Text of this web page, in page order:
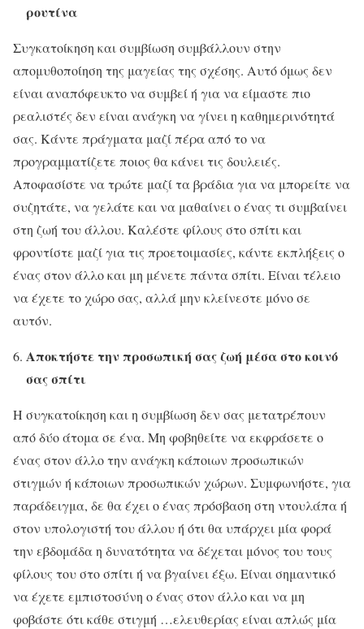
ρουτίνα
Συγκατοίκηση και συμβίωση συμβάλλουν στην
απομυθοποίηση της μαγείας της σχέσης. Αυτό όμως δεν
είναι αναπόφευκτο να συμβεί ή για να είμαστε πιο
ρεαλιστές δεν είναι ανάγκη να γίνει η καθημερινότητά
σας. Κάντε πράγματα μαζί πέρα από το να
προγραμματίζετε ποιος θα κάνει τις δουλειές.
Αποφασίστε να τρώτε μαζί τα βράδια για να μπορείτε να
συζητάτε, να γελάτε και να μαθαίνει ο ένας τι συμβαίνει
στη ζωή του άλλου. Καλέστε φίλους στο σπίτι και
φροντίστε μαζί για τις προετοιμασίες, κάντε εκπλήξεις ο
ένας στον άλλο και μη μένετε πάντα σπίτι. Είναι τέλειο
να έχετε το χώρο σας, αλλά μην κλείνεστε μόνο σε
αυτόν.
Αποκτήστε την προσωπική σας ζωή μέσα στο κοινό
σας σπίτι
Η συγκατοίκηση και η συμβίωση δεν σας μετατρέπουν
από δύο άτομα σε ένα. Μη φοβηθείτε να εκφράσετε ο
ένας στον άλλο την ανάγκη κάποιων προσωπικών
στιγμών ή κάποιων προσωπικών χώρων. Συμφωνήστε, για
παράδειγμα, δε θα έχει ο ένας πρόσβαση στη ντουλάπα ή
στον υπολογιστή του άλλου ή ότι θα υπάρχει μία φορά
την εβδομάδα η δυνατότητα να δέχεται μόνος του τους
φίλους του στο σπίτι ή να βγαίνει έξω. Είναι σημαντικό
να έχετε εμπιστοσύνη ο ένας στον άλλο και να μη
φοβάστε ότι κάθε στιγμή …ελευθερίας είναι απλώς μία